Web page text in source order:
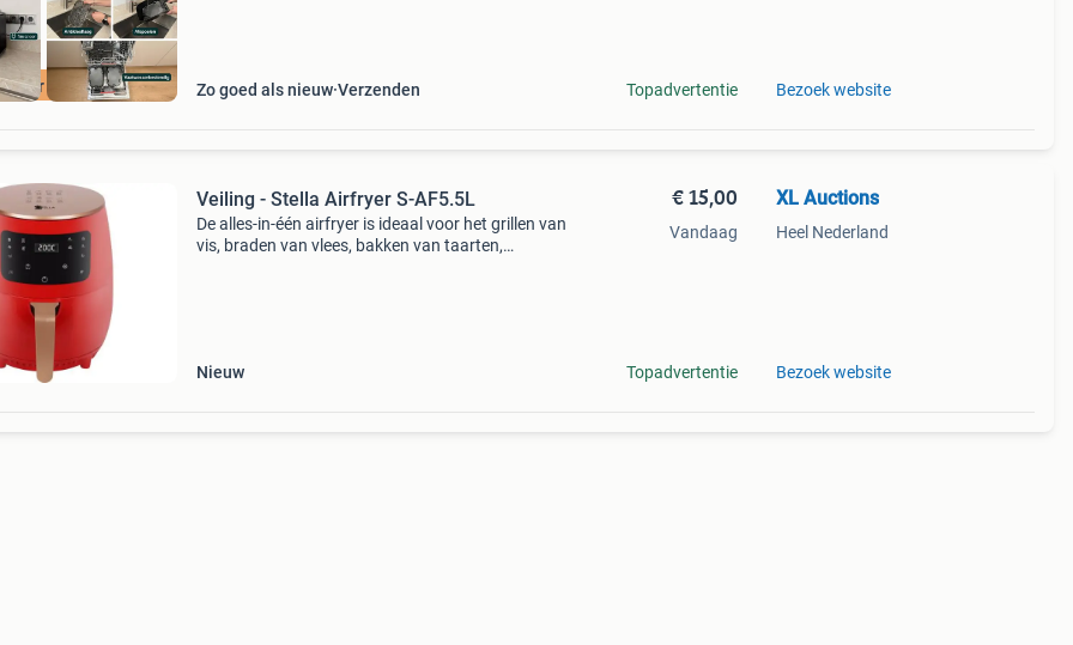
70 euro Zo goed als nieuw Verzenden Topadvertentie Bezoek website
Veiling - Stella Airfryer S-AF5.5L
De alles-in-één airfryer is ideaal voor het grillen van
vis, braden van vlees, bakken van taarten,
Nieuw
€ 15,00
Vandaag
Topadvertentie
XL Auctions
Heel Nederland
Bezoek website